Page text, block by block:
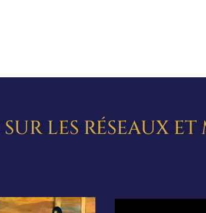
LES RÉSEAUX